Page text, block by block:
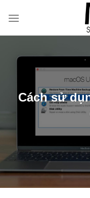
qua
Cách sử